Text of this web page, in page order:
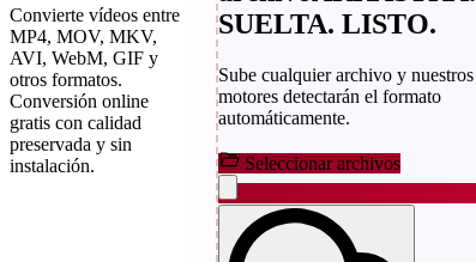
Convierte vídeos entre
MP4, MOV, MKV,
AVI, WebM, GIF y
otros formatos.
Conversión online
gratis con calidad
preservada y sin
instalación.
SUELTA. LISTO.
Sube cualquier archivo y nuestros
motores detectarán el formato
automáticamente.
Seleccionar archivos